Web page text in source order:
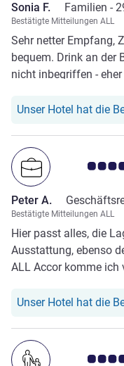
Sonia F. Familien -
Bestätigte Mitteilungen ALL
Sehr netter Empfang,
bequem. Drink an der
nicht inbegriffen -
Paris.
Unser Hotel hat die
Note
Peter A.
Bestätigte Mitteilungen ALL
Hier passt alles, die
Ausstattung, ebenso
ALL Accor komme ich
Unser Hotel hat die
Note